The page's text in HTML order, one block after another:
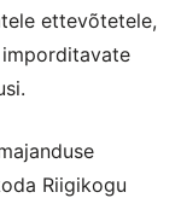
ettevõtetele,
imporditavate
Riigikogu